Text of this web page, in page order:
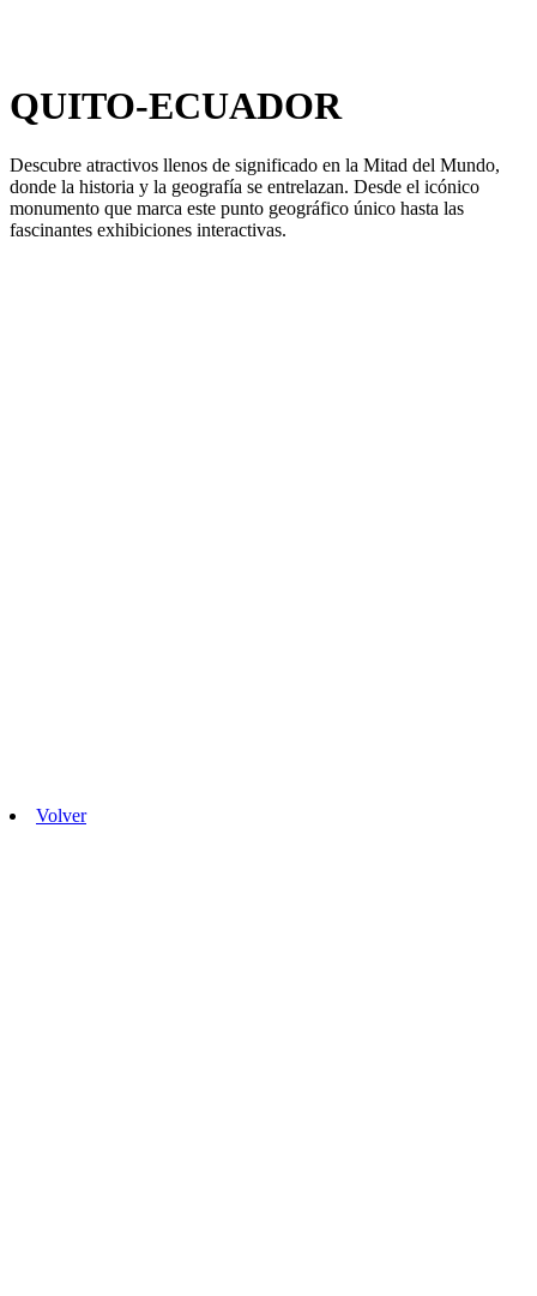
QUITO-ECUADOR
Descubre atractivos llenos de significado en la Mitad del Mundo,
donde la historia y la geografía se entrelazan. Desde el icónico
monumento que marca este punto geográfico único hasta las
fascinantes exhibiciones interactivas.
Volver